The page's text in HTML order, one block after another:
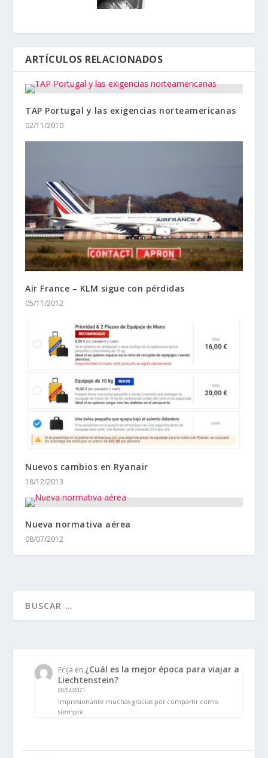
ARTÍCULOS RELACIONADOS
TAP Portugal y las exigencias norteamericanas
02/11/2010
Air France – KLM sigue con pérdidas
05/11/2012
Nuevos cambios en Ryanair
18/12/2013
Nueva normativa aérea
08/07/2012
Ecija en ¿Cuál es la mejor época para viajar a
Liechtenstein?
08/04/2021
Impresionante muchas gracias por compartir como
siempre